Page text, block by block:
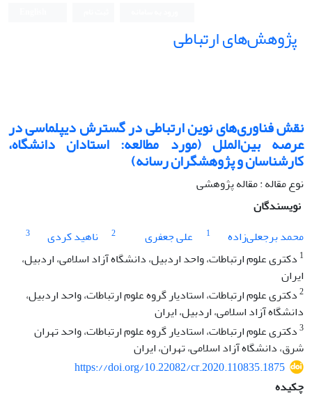
پژوهش‌های ارتباطی
نقش فناوری‌های نوین ارتباطی در گسترش دیپلماسی در
عرصه بین‌الملل (مورد مطالعه: استادان دانشگاه،
کارشناسان و پژوهشگران رسانه)
نوع مقاله : مقاله پژوهشی
نویسندگان
محمد برجعلی‌زاده
1 علی جعفری 2 ناهید کردی
3
1 دکتری علوم ارتباطات، واحد اردبیل، دانشگاه آزاد اسلامی، اردبیل،
ایران
2دکتری علوم ارتباطات، استادیار گروه علوم ارتباطات، واحد اردبیل،
دانشگاه آزاد اسلامی، اردبیل، ایران
3دکتری علوم ارتباطات، استادیار گروه علوم ارتباطات، واحد تهران
شرق، دانشگاه آزاد اسلامی، تهران، ایران
https://doi.org/10.22082/cr.2020.110835.1875
چکیده